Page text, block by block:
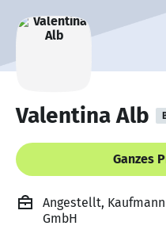
Valentina Alb
Ganzes
Angestellt,
GmbH